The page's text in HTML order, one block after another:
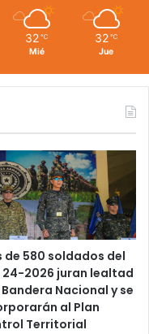
32 ℃
Mié
32 ℃
Jue
de 580 soldados del
24-2026 juran lealtad
Nacional y se
al Plan
Territorial